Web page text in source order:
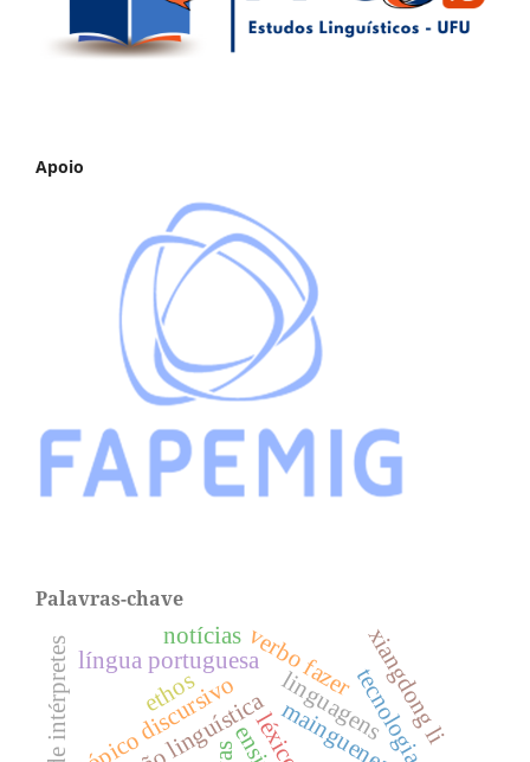
Apoio
Palavras-chave
linguagensxiangdong li
tópico discursivo
verbo fazer
língua portuguesa
ethos
maingueneau
léxico
notícias